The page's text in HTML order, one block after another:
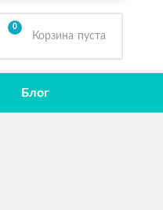
0
Корзина пуста
Блог